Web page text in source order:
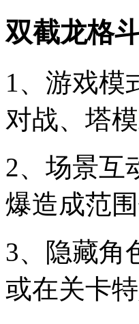
双截龙格
1、游戏模
对战、塔
2、场景互
爆造成范
3、隐藏角
或在关卡